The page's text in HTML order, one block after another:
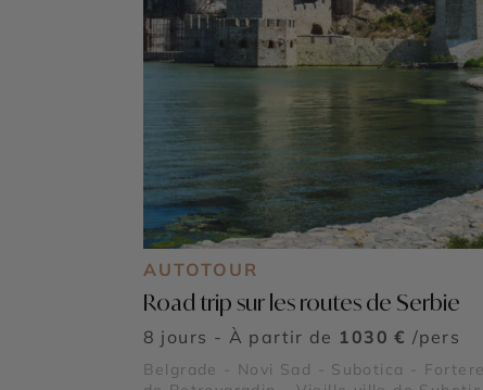
AUTOTOUR
Road trip sur les routes de Serbie
8 jours - À partir de 1030 € /pers
Belgrade - Novi Sad - Subotica -